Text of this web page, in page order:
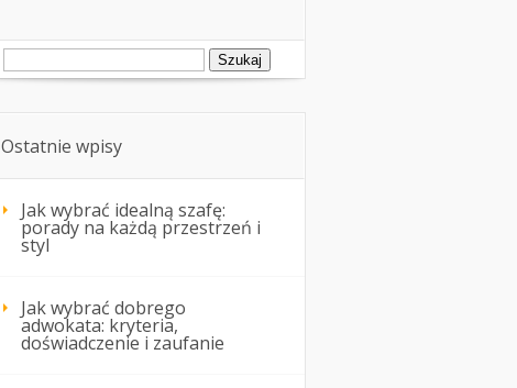
Szukaj:
Ostatnie wpisy
Jak wybrać idealną szafę:
porady na każdą przestrzeń i
styl
Jak wybrać dobrego
adwokata: kryteria,
doświadczenie i zaufanie